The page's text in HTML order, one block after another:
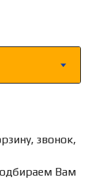
звонок,
Вам